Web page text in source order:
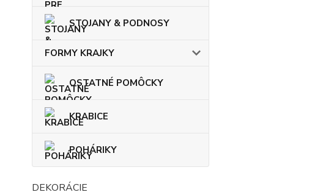
STOJANY & PODNOSY
FORMY KRAJKY
OSTATNÉ POMÔCKY
KRABICE
POHÁRIKY
DEKORÁCIE